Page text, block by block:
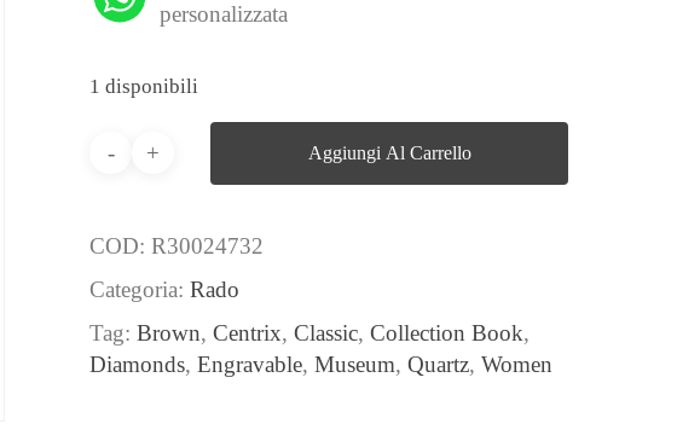
personalizzata
1 disponibili
Aggiungi Al Carrello
COD:R30024732
Categoria:Rado
Tag:Brown,Centrix,Classic,Collection Book,
Diamonds,Engravable,Museum,Quartz,Women